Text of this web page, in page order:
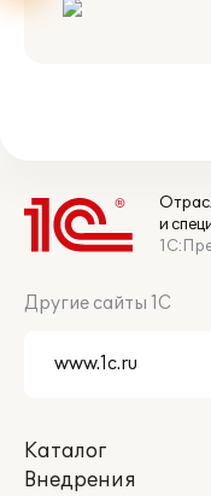
и
Другие сайты 1С
Каталог
Внедрения